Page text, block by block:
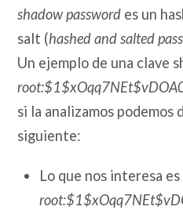
shadow password es un
salt (hashed and salted
Un ejemplo de una clave
si la analizamos podemos
siguiente:
Lo que nos interesa